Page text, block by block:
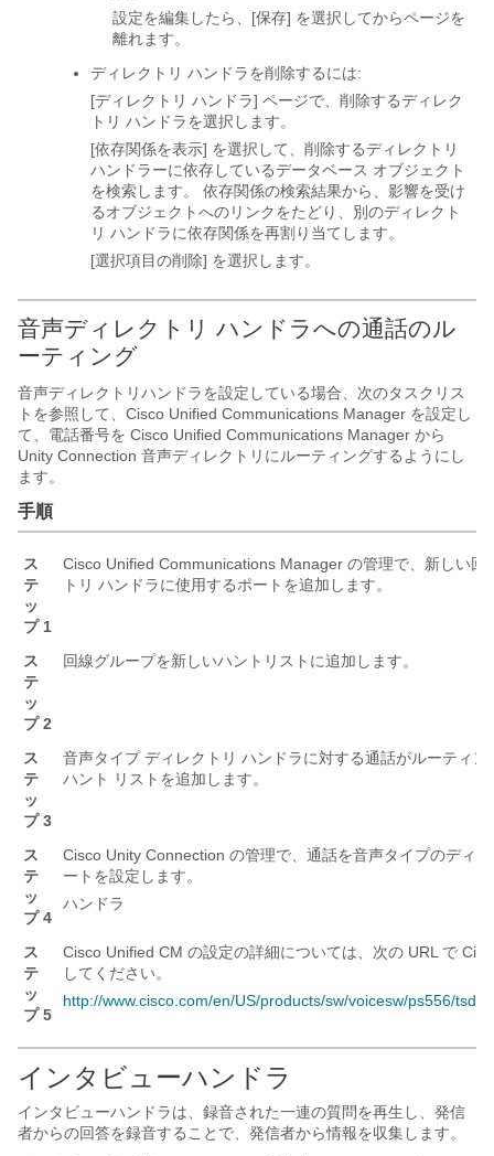
設定を編集したら、[保存] を選択してからページを
離れます。
ディレクトリ ハンドラを削除するには:
[ディレクトリ ハンドラ] ページで、削除するディレク
トリ ハンドラを選択します。
[依存関係を表示] を選択して、削除するディレクトリ
ハンドラーに依存しているデータベース オブジェクト
を検索します。 依存関係の検索結果から、影響を受け
るオブジェクトへのリンクをたどり、別のディレクト
リ ハンドラに依存関係を再割り当てします。
[選択項目の削除] を選択します。
音声ディレクトリ ハンドラへの通話のル
ーティング
音声ディレクトリハンドラを設定している場合、次のタスクリス
トを参照して、Cisco Unified Communications Manager を設定し
て、電話番号を Cisco Unified Communications Manager から
Unity Connection 音声ディレクトリにルーティングするようにし
ます。
手順
ス
テ
ッ
プ 1
Cisco Unified Communications Manager の管理で、新しい回
トリ ハンドラに使用するポートを追加します。
ス
テ
ッ
プ 2
回線グループを新しいハントリストに追加します。
ス
テ
ッ
プ 3
音声タイプ ディレクトリ ハンドラに対する通話がルーティ
ハント リストを追加します。
ス
テ
ッ
プ 4
Cisco Unity Connection の管理で、通話を音声タイプのディ
ートを設定します。
ハンドラ
ス
テ
ッ
プ 5
Cisco Unified CM の設定の詳細については、次の URL で
してください。
http://www.cisco.com/en/US/products/sw/voicesw/ps556/
インタビューハンドラ
インタビューハンドラは、録音された一連の質問を再生し、発信
者からの回答を録音することで、発信者から情報を収集します。